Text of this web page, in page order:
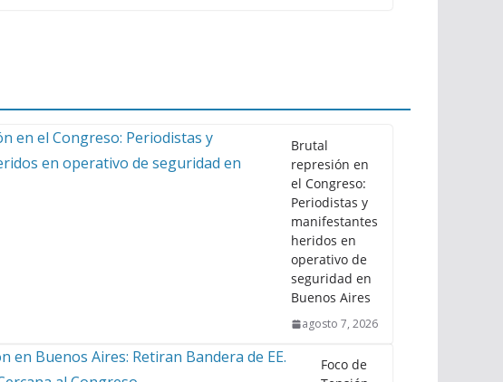
Brutal
represión en
el Congreso:
Periodistas y
manifestantes
heridos en
operativo de
seguridad en
Buenos Aires
agosto 7, 2026
Foco de